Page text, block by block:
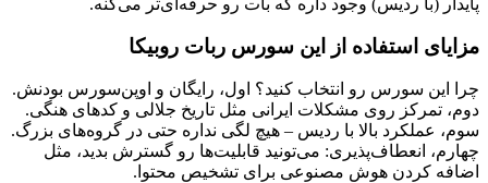
پایدار (با ردیس) وجود داره که بات رو حرفه‌ای‌تر می‌کنه.
مزایای استفاده از این سورس ربات روبیکا
چرا این سورس رو انتخاب کنید؟ اول، رایگان و اوپن‌سورس بودنش.
دوم، تمرکز روی مشکلات ایرانی مثل تاریخ جلالی و کدهای هنگی.
سوم، عملکرد بالا با ردیس – هیچ لگی نداره حتی در گروه‌های بزرگ.
چهارم، انعطاف‌پذیری: می‌تونید قابلیت‌ها رو گسترش بدید، مثل
اضافه کردن هوش مصنوعی برای تشخیص محتوا.